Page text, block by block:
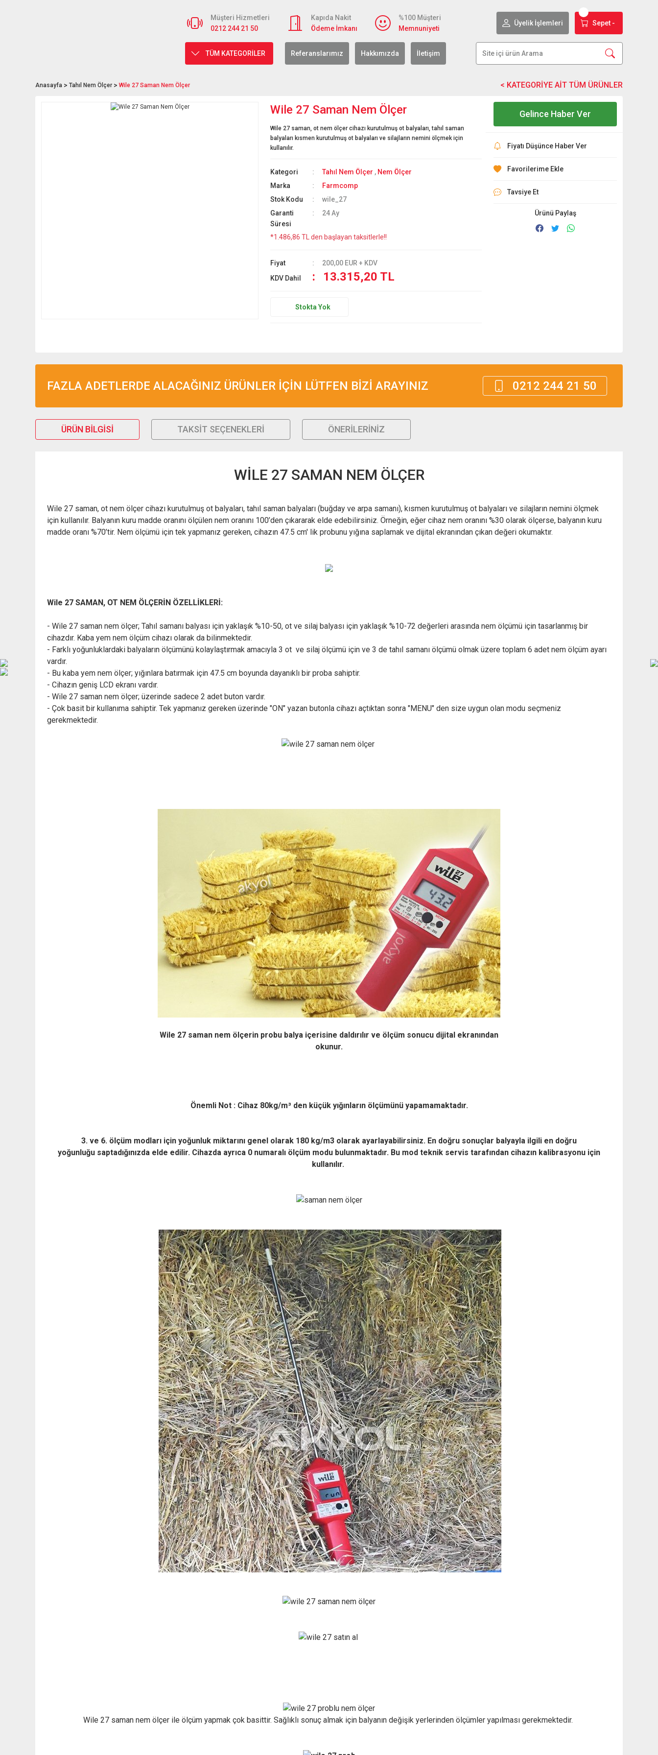
Müşteri Hizmetleri
0212 244 21 50
Kapıda Nakit
Ödeme İmkanı
%100 Müşteri
Memnuniyeti
Üyelik İşlemleri Sepet -
TÜM KATEGORİLER Referanslarımız Hakkımızda İletişim
Anasayfa Tahıl Nem Ölçer Wile 27 Saman Nem Ölçer
Wile 27 Saman Nem Ölçer
Wile 27 saman, ot nem ölçer cihazı kurutulmuş ot balyaları, tahıl saman
balyaları kısmen kurutulmuş ot balyaları ve silajların nemini ölçmek için
kullanılır.
Kategori Tahıl Nem Ölçer , Nem Ölçer
Marka
Farmcomp
Stok Kodu
wile_27
Garanti
Süresi
24 Ay
*1.486,86 TL den başlayan taksitlerle!!
Fiyat
200,00 EUR + KDV
KDV Dahil
13.315,20 TL
Stokta Yok
Gelince Haber Ver
Fiyatı Düşünce Haber Ver
Tavsiye Et
Ürünü Paylaş
FAZLA ADETLERDE ALACAĞINIZ ÜRÜNLER İÇİN LÜTFEN BİZİ ARAYINIZ 0212 244 21 50
ÜRÜN BILGISI TAKSIT SEÇENEKLERI ÖNERILERINIZ
WİLE 27 SAMAN NEM ÖLÇER
Wile 27 saman, ot nem ölçer cihazı kurutulmuş ot balyaları, tahıl saman balyaları (buğday ve arpa samanı), kısmen kurutulmuş ot balyaları ve silajların nemini ölçmek
için kullanılır. Balyanın kuru madde oranını ölçülen nem oranını 100’den çıkararak elde edebilirsiniz. Örneğin, eğer cihaz nem oranını %30 olarak ölçerse, balyanın kuru
madde oranı %70’tir. Nem ölçümü için tek yapmanız gereken, cihazın 47.5 cm' lik probunu yığına saplamak ve dijital ekranından çıkan değeri okumaktır.
Wile 27 SAMAN, OT NEM ÖLÇERİN ÖZELLİKLERİ:
- Wile 27 saman nem ölçer; Tahıl samanı balyası için yaklaşık %10-50, ot ve silaj balyası için yaklaşık %10-72 değerleri arasında nem ölçümü için tasarlanmış bir
cihazdır. Kaba yem nem ölçüm cihazı olarak da bilinmektedir.
- Farklı yoğunluklardaki balyaların ölçümünü kolaylaştırmak amacıyla 3 ot ve silaj ölçümü için ve 3 de tahıl samanı ölçümü olmak üzere toplam 6 adet nem ölçüm ayarı
vardır.
- Bu kaba yem nem ölçer; yığınlara batırmak için 47.5 cm boyunda dayanıklı bir proba sahiptir.
- Cihazın geniş LCD ekranı vardır.
- Wile 27 saman nem ölçer; üzerinde sadece 2 adet buton vardır.
- Çok basit bir kullanıma sahiptir. Tek yapmanız gereken üzerinde "ON" yazan butonla cihazı açtıktan sonra "MENU" den size uygun olan modu seçmeniz
gerekmektedir.
Wile 27 saman nem ölçerin probu balya içerisine daldırılır ve ölçüm sonucu dijital ekranından
okunur.
Önemli Not : Cihaz 80kg/m³ den küçük yığınların ölçümünü yapamamaktadır.
3. ve 6. ölçüm modları için yoğunluk miktarını genel olarak 180 kg/m3 olarak ayarlayabilirsiniz. En doğru sonuçlar balyayla ilgili en doğru
yoğunluğu saptadığınızda elde edilir. Cihazda ayrıca 0 numaralı ölçüm modu bulunmaktadır. Bu mod teknik servis tarafından cihazın kalibrasyonu için
kullanılır.
Wile 27 saman nem ölçer ile ölçüm yapmak çok basittir. Sağlıklı sonuç almak için balyanın değişik yerlerinden ölçümler yapılması gerekmektedir.